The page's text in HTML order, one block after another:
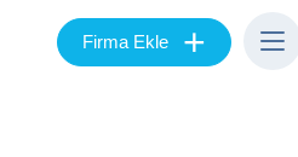
Firma Ekle +